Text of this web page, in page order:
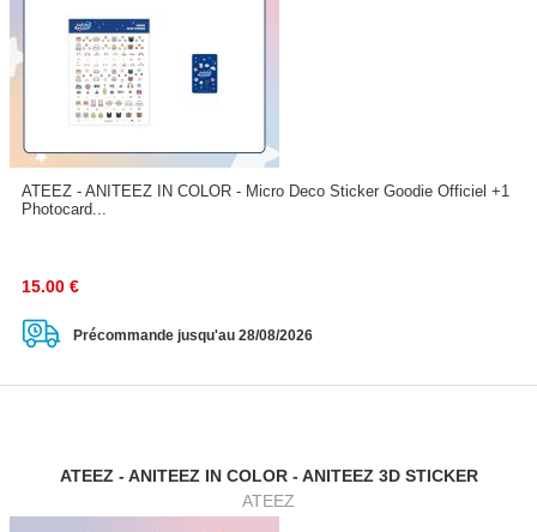
ATEEZ - ANITEEZ IN COLOR - Micro Deco Sticker Goodie Officiel +1
Photocard...
15.00 €
Précommande jusqu'au 28/08/2026
ATEEZ - ANITEEZ IN COLOR - ANITEEZ 3D STICKER
ATEEZ